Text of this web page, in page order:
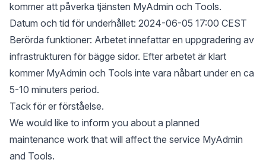
kommer att påverka tjänsten MyAdmin och Tools.
Datum och tid för underhållet: 2024-06-05 17:00 CEST
Berörda funktioner: Arbetet innefattar en uppgradering av
infrastrukturen för bägge sidor. Efter arbetet är klart
kommer MyAdmin och Tools inte vara nåbart under en ca
5-10 minuters period.
Tack för er förståelse.
We would like to inform you about a planned
maintenance work that will affect the service MyAdmin
and Tools.